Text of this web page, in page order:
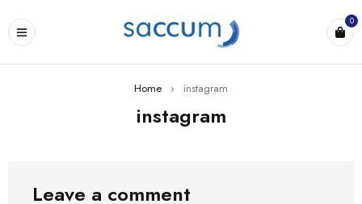
0
Home › instagram
instagram
Leave a comment